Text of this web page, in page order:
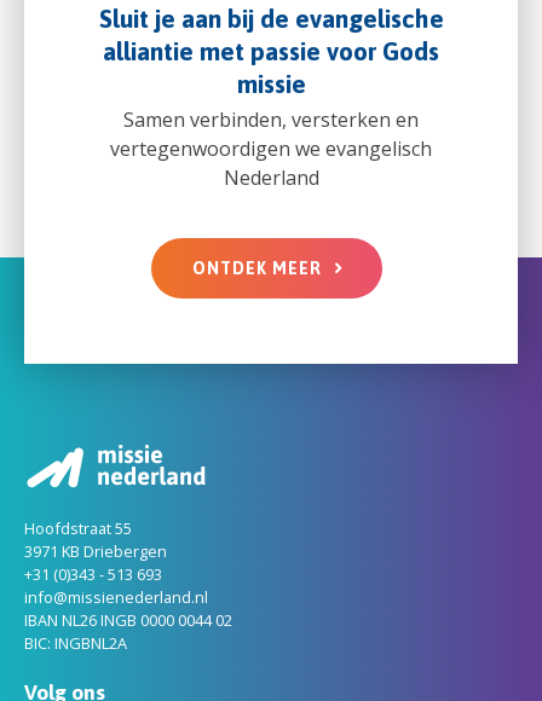
Sluit je aan bij de evangelische
alliantie met passie voor Gods
missie
Samen verbinden, versterken en
vertegenwoordigen we evangelisch
Nederland
ONTDEK MEER
Hoofdstraat 55
3971 KB Driebergen
+31 (0)343 - 513 693
info@missienederland.nl
IBAN NL26 INGB 0000 0044 02
BIC: INGBNL2A
Volg ons